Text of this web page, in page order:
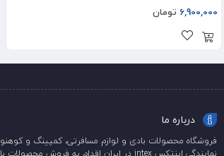
6,900,000 تومان
درباره ما
فروشگاه محصولات بادی و لوازم مسافرتی، کمپینگ و